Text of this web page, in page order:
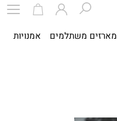
מארזים משתלמים אמנויות